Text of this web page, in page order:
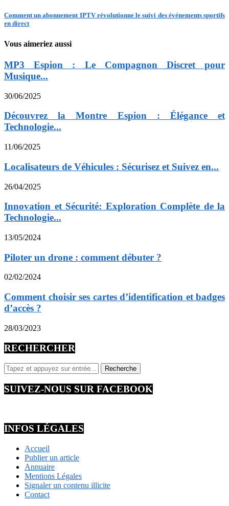
Comment un abonnement IPTV révolutionne le suivi des événements sportifs
en direct
Vous aimeriez aussi
MP3 Espion : Le Compagnon Discret pour
Musique...
30/06/2025
Découvrez la Montre Espion : Élégance et
Technologie...
11/06/2025
Localisateurs de Véhicules : Sécurisez et Suivez en...
26/04/2025
Innovation et Sécurité: Exploration Complète de la
Technologie...
13/05/2024
Piloter un drone : comment débuter ?
02/02/2024
Comment choisir ses cartes d’identification et badges
d’accès ?
28/03/2023
RECHERCHER
SUIVEZ-NOUS SUR FACEBOOK
INFOS LÉGALES
Accueil
Publier un article
Annuaire
Mentions Légales
Signaler un contenu illicite
Contact